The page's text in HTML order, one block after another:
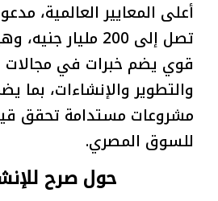
أعلى المعايير العالمية،
تصل إلى 200
قوي يضم خبرات في مجالات
والتطوير والإنشاءات، بما
مشروعات مستدامة تحقق
للسوق المصري.
حول صرح